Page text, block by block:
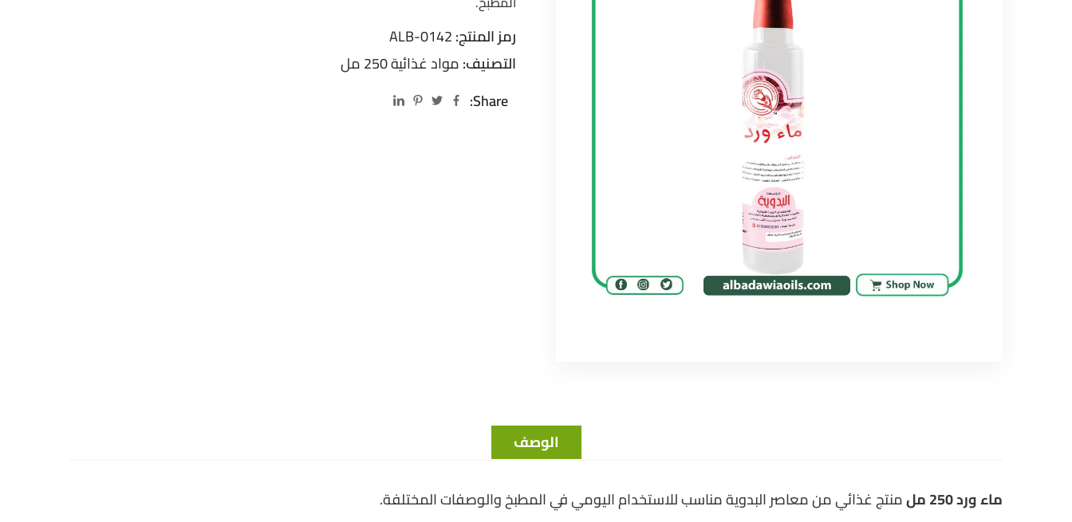
رمز المنتج:ALB-0142
التصنيف:مواد غذائية 250 مل
Share:
الوصف
ماء ورد 250 مل
منتج غذائي من معاصر البدوية مناسب للاستخدام اليومي في المطبخ والوصفات المختلفة.